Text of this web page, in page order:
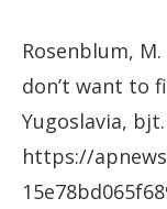
Rosenblum, M.
don’t want to
Yugoslavia,
https://